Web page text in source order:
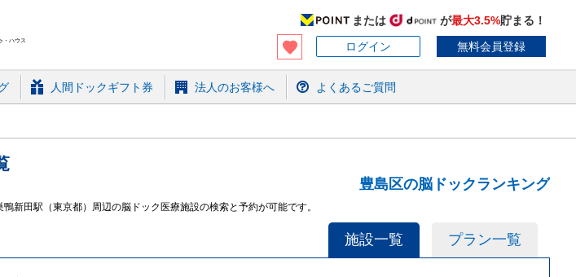
・ハウス
または が最大3.5%貯まる！
ログイン
無料会員登録
人間ドックギフト券 法人のお客様へ よくあるご質問
豊島区の脳ドックランキング
新田駅（東京都）周辺の脳ドック医療施設の検索と予約が可能です。
施設一覧 プラン一覧